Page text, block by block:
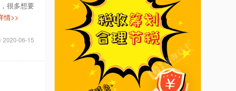
很多想要
情>>
2020-06-15